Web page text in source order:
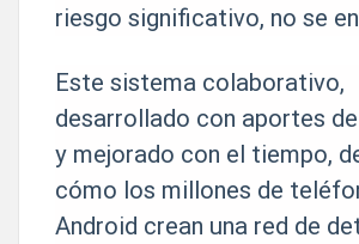
riesgo significativo, no se
Este sistema colaborativo,
desarrollado con aportes
y mejorado con el tiempo,
cómo los millones de
Android crean una red de